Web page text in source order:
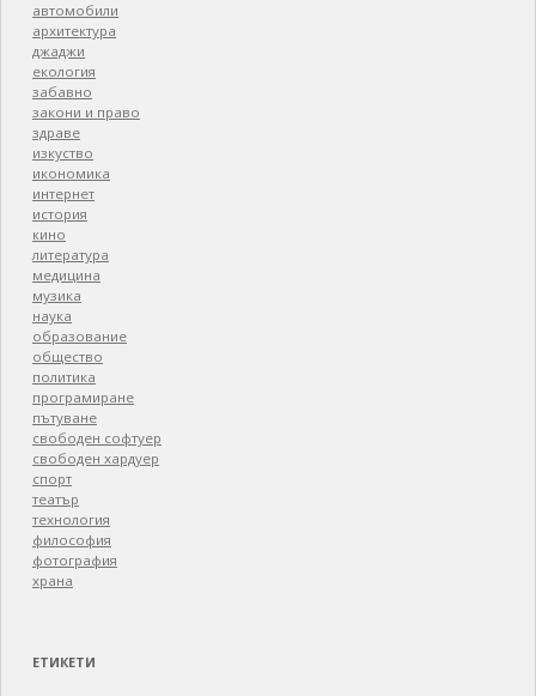
автомобили
архитектура
джаджи
екология
забавно
закони и право
здраве
изкуство
икономика
интернет
история
кино
литература
медицина
музика
наука
образование
общество
политика
програмиране
пътуване
свободен софтуер
свободен хардуер
спорт
театър
технология
философия
фотография
храна
ЕТИКЕТИ